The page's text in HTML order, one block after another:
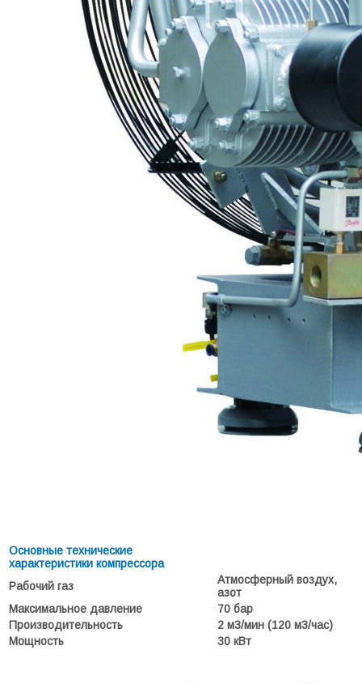
Основные технические
характеристики компрессора
Рабочий газ
Атмосферный воздух,
азот
Максимальное давление
70 бар
Производительность
2 м3/мин (120 м3/час)
Мощность
30 кВт